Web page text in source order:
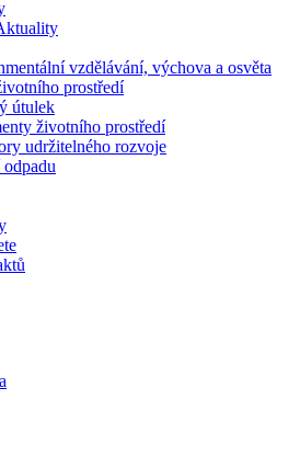
vzdělávání, výchova a osvěta
prostředí
útulek
životního prostředí
udržitelného rozvoje